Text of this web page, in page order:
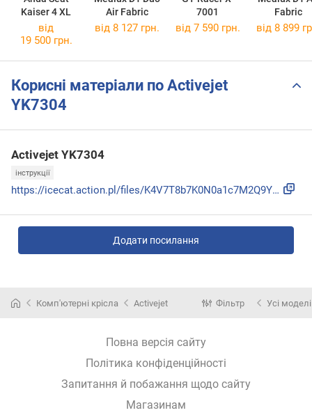
Kaiser 4 XL
Air Fabric
7001
Fabric
від
19 500 грн.
від 8 127 грн. від 7 590 грн. від 8 899
Корисні матеріали по Activejet
YK7304
Activejet YK7304
інструкції
https://icecat.action.pl/files/K4V7T8b7K0N0a1c7M2Q9Y0q2n365...
Додати посилання
Комп'ютерні крісла Activejet Фільтр Усі моделі
Повна версія сайту
Політика конфіденційності
Запитання й побажання щодо сайту
Магазинам